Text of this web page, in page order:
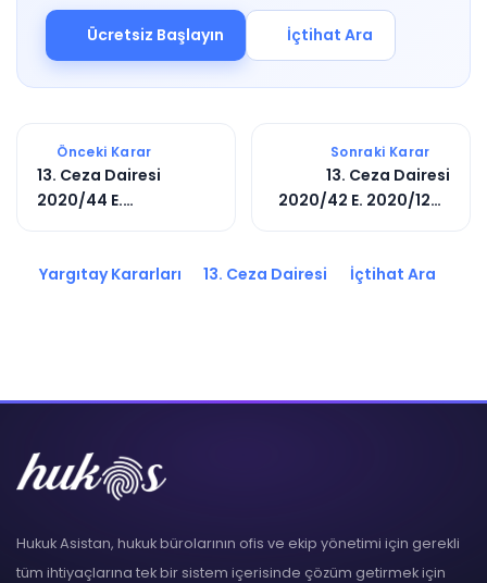
Ücretsiz Başlayın İçtihat Ara
Önceki Karar
13. Ceza Dairesi
2020/44 E.
Sonraki Karar
13. Ceza Dairesi
2020/42 E. 2020/1282
Yargıtay Kararları 13. Ceza Dairesi İçtihat Ara
Hukuk Asistan, hukuk bürolarının ofis ve ekip yönetimi için gerekli
tüm ihtiyaçlarına tek bir sistem içerisinde çözüm getirmek için